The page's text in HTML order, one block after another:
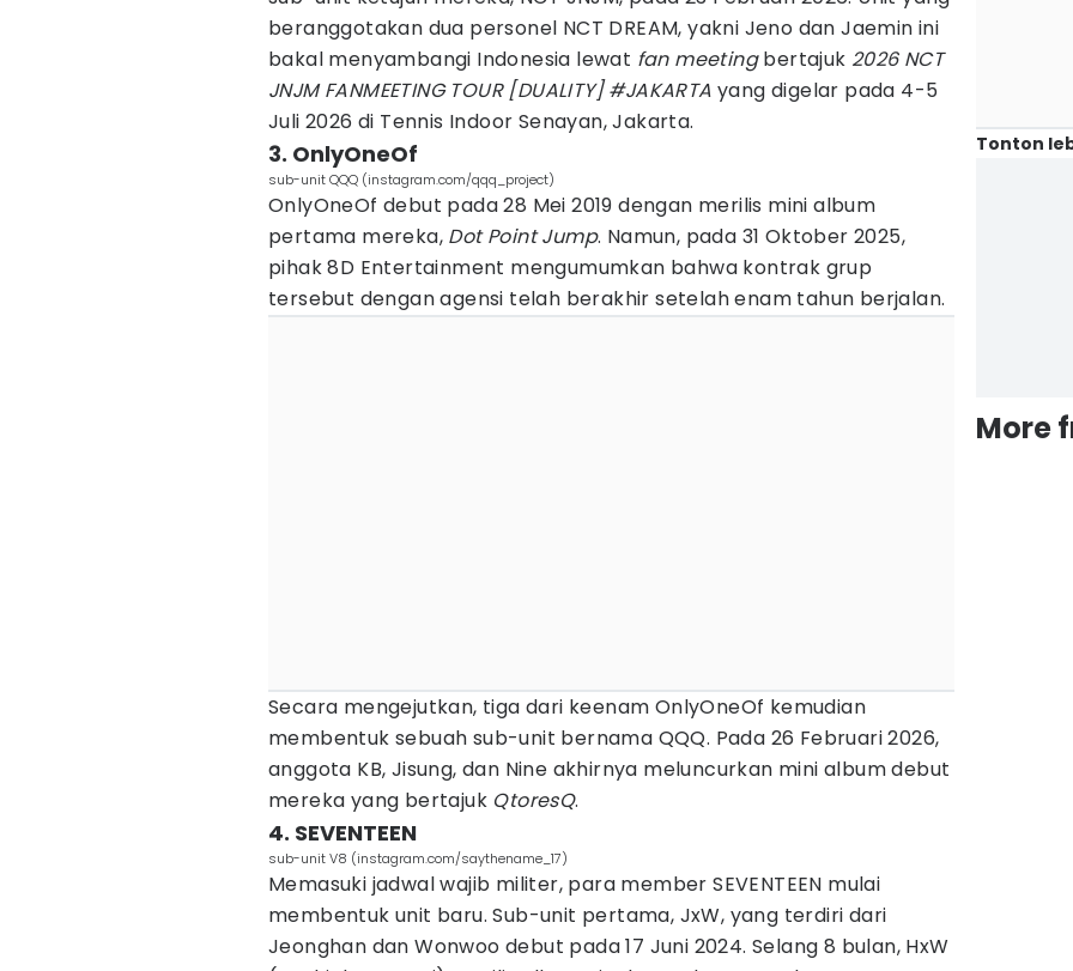
beranggotakan dua personel NCT DREAM, yakni Jeno dan Jaemin ini
bakal menyambangi Indonesia lewat fan meetingbertajuk 2026 NCT
JNJM FANMEETING TOUR [DUALITY] #JAKARTA yang digelar pada 4-5
Juli 2026 di Tennis Indoor Senayan, Jakarta.
3. OnlyOneOf
sub-unit QQQ (instagram.com/qqq_project)
OnlyOneOf debut pada 28 Mei 2019 dengan merilis mini album
pertama mereka, Dot Point Jump. Namun, pada 31 Oktober 2025,
pihak 8D Entertainment mengumumkan bahwa kontrak grup
tersebut dengan agensi telah berakhir setelah enam tahun berjalan.
Secara mengejutkan, tiga dari keenam OnlyOneOf kemudian
membentuk sebuah sub-unit bernama QQQ. Pada 26 Februari 2026,
anggota KB, Jisung, dan Nine akhirnya meluncurkan mini album debut
mereka yang bertajuk QtoresQ.
4. SEVENTEEN
sub-unit V8 (instagram.com/saythename_17)
Memasuki jadwal wajib militer, para member SEVENTEEN mulai
membentuk unit baru. Sub-unit pertama, JxW, yang terdiri dari
Jeonghan dan Wonwoo debut pada 17 Juni 2024. Selang 8 bulan, HxW
Tonton
More